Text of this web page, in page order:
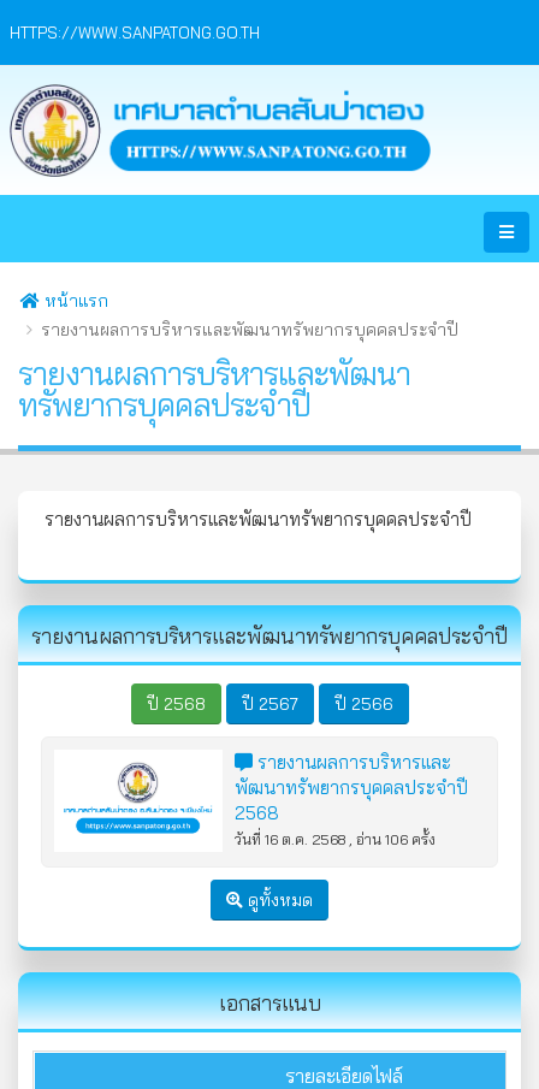
HTTPS://WWW.SANPATONG.GO.TH
หน้าแรก
รายงานผลการบริหารและพัฒนาทรัพยากรบุคคลประจำปี
รายงานผลการบริหารและพัฒนา
ทรัพยากรบุคคลประจำปี
รายงานผลการบริหารและพัฒนาทรัพยากรบุคคลประจำปี
รายงานผลการบริหารและพัฒนาทรัพยากรบุคคลประจำปี
ปี 2568 ปี 2567 ปี 2566
รายงานผลการบริหารและ
พัฒนาทรัพยากรบุคคลประจำปี
2568
วันที่ 16 ต.ค. 2568 , อ่าน 106 ครั้ง
ดูทั้งหมด
เอกสารแนบ
รายละเอียดไฟล์